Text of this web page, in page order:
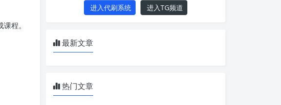
程。
进入代刷系统
进入TG频道
最新文章
热门文章